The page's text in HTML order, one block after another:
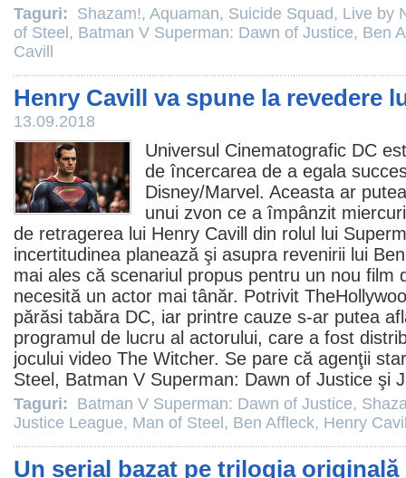
Taguri: Shazam!, Aquaman, Suicide Squad, Live by
of Steel , Batman V Superman: Dawn of Justice, Ben
Cavill
Henry Cavill va spune la revedere
13.09.2018
Universul Cinematografic DC
de încercarea de a egala
Disney/Marvel. Aceasta ar
unui zvon ce a împânzit
de retragerea lui Henry Cavill
din rolul lui
incertitudinea planează şi asupra revenirii lui
mai ales că scenariul propus pentru un nou film
necesită un actor mai tânăr. Potrivit
părăsi tabăra DC, iar printre cauze s-ar putea
programul de lucru al actorului, care a fost
jocului video The Witcher. Se pare că agenţii
Steel , Batman V Superman: Dawn of Justice şi
Taguri: Batman V Superman: Dawn of Justice,
Justice League, Man of Steel , Ben Affleck, Henry
Un serial bazat pe trilogia originală